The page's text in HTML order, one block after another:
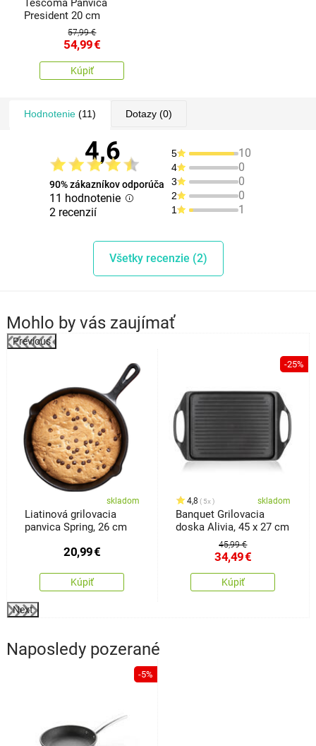
President 20 cm
57,99 €
54,99€
Kúpiť
Hodnotenie(11) Dotazy(0)
4,6
90% zákazníkov odporúča
11 hodnotenie
2 recenzií
5 10
4 0
3 0
2 0
1 1
Všetky recenzie (2)
Mohlo by vás zaujímať
Previous
skladom
Liatinová grilovacia
panvica Spring, 26 cm
20,99€
Kúpiť
-25%
4,8 5x skladom
Banquet Grilovacia
doska Alivia, 45 x 27 cm
45,99 €
34,49€
Kúpiť
Next
Naposledy pozerané
-5%